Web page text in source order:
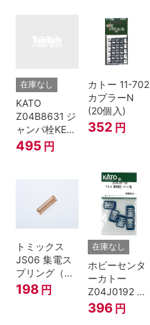
在庫なし
KATO
Z04B8631 ジ
ャンパ栓KE76
濃青 ランナー
495 円
カトー 11-702
カプラーN
(20個入)
352 円
トミックス
JS06 集電ス
プリング（Ｌ
=7.5mm・4個
入） 鉄道模型
198 円
在庫なし
ホビーセンタ
ーカトー
Z04J0192 ク
モハ115 横須
賀色 ジャンパ
396 円